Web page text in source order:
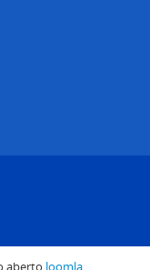
aberto Joomla